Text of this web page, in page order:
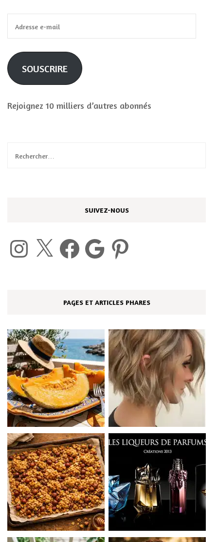
e-
mail
SOUSCRIRE
Rejoignez 10 milliers d’autres abonnés
Rechercher :
SUIVEZ-NOUS
Instagram Facebook Google Pinterest
PAGES ET ARTICLES PHARES